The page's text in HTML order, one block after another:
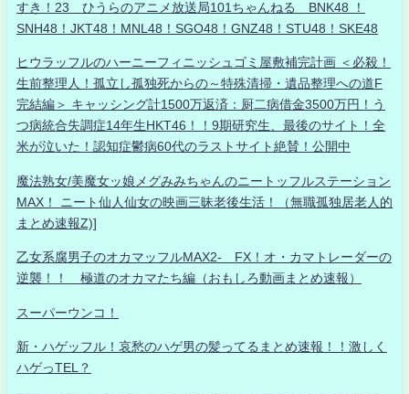
すき！23 ひうらのアニメ放送局101ちゃんねる BNK48 ！
SNH48！JKT48！MNL48！SGO48！GNZ48！STU48！SKE48
ヒウラッフルのハーニーフィニッシュゴミ屋敷補完計画 ＜必殺！
生前整理人！孤立し孤独死からの～特殊清掃・遺品整理への道F
完結編＞ キャッシング計1500万返済：厨二病借金3500万円！う
つ病統合失調症14年生HKT46！！9期研究生、最後のサイト！全
米が泣いた！認知症鬱病60代のラストサイト絶賛！公開中
魔法熟女/美魔女ッ娘メグみみちゃんのニートッフルステーション
MAX！ ニート仙人仙女の映画三昧老後生活！（無職孤独居老人的
まとめ速報Z)]
乙女系腐男子のオカマッフルMAX2- FX！オ・カマトレーダーの
逆襲！！ 極道のオカマたち編（おもしろ動画まとめ速報）
スーパーウンコ！
新・ハゲッフル！哀愁のハゲ男の髪ってるまとめ速報！！激しく
ハゲっTEL？